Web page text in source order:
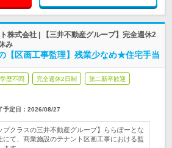
株式会社 | 【三井不動産グループ】完全週休2
み
【区画工事監理】残業少なめ★住宅手当
学歴不問 完全週休2日制 第二新卒歓迎
予定日： 2026/08/27
プクラスの三井不動産グループ】ららぽーとな
にて、商業施設のテナント区画工事における監